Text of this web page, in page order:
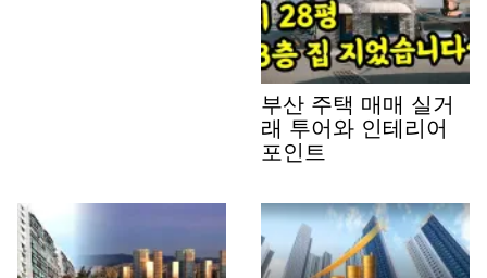
부산 주택 매매 실거
래 투어와 인테리어
포인트